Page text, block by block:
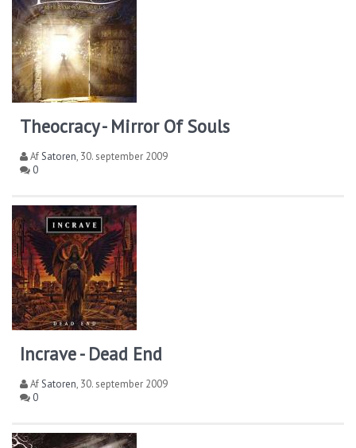
Theocracy - Mirror Of Souls
AfSatoren, 30. september 2009
0
Incrave - Dead End
AfSatoren, 30. september 2009
0